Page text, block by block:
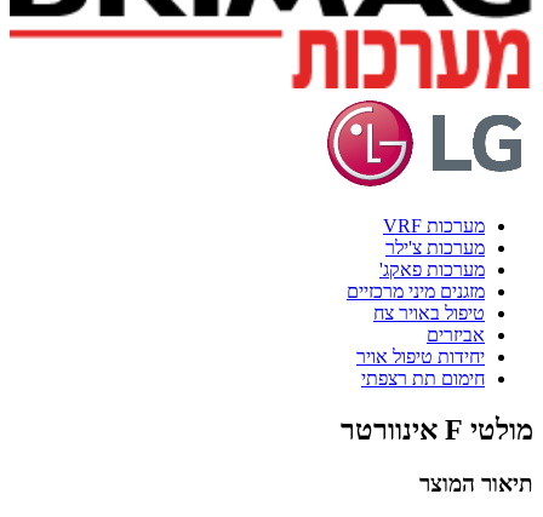
מערכות VRF
מערכות צ'ילר
מערכות פאקג'
מזגנים מיני מרכזיים
טיפול באויר צח
אביזרים
יחידות טיפול אויר
חימום תת רצפתי
מולטי F אינוורטר
תיאור המוצר